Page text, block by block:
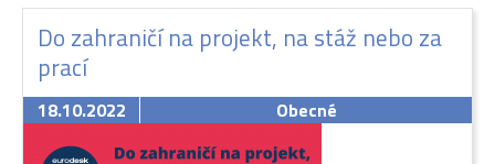
Do zahraničí na projekt, na stáž nebo za
prací
18.10.2022 Obecné